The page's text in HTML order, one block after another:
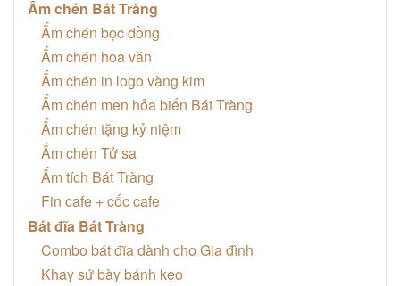
Ấm chén Bát Tràng
Ấm chén bọc đồng
Ấm chén hoa văn
Ấm chén in logo vàng kim
Ấm chén men hỏa biến Bát Tràng
Ấm chén tặng kỷ niệm
Ấm chén Tử sa
Ấm tích Bát Tràng
Fin cafe + cốc cafe
Bát đĩa Bát Tràng
Combo bát đĩa dành cho Gia đình
Khay sứ bày bánh kẹo